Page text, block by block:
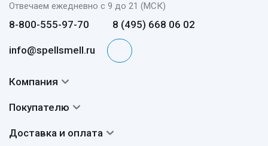
Отвечаем ежедневно с 9 до 21 (МСК)
8-800-555-97-70 8 (495) 668 06 02
info@spellsmell.ru
Компания
Авторы
Покупателю
Доставка и оплата